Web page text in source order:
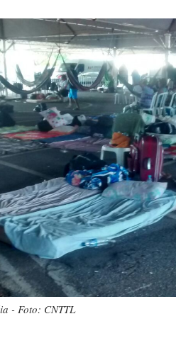
- Foto: CNTTL